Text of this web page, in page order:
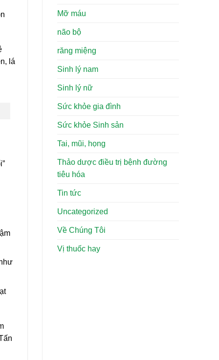
lá
Mỡ máu
não bộ
răng miệng
Sinh lý nam
Sinh lý nữ
Sức khỏe gia đình
Sức khỏe Sinh sản
Tai, mũi, họng
Thảo dược điều trị bệnh đường
tiêu hóa
Tin tức
Uncategorized
Về Chúng Tôi
Vị thuốc hay